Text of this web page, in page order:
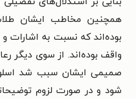
همچنین مخاطب ایشان
بوده‌اند که نسبت به اشارات
واقف بوده‌اند. از سوی دیگر
صمیمی ایشان سبب شد
شود و در صورت لزوم